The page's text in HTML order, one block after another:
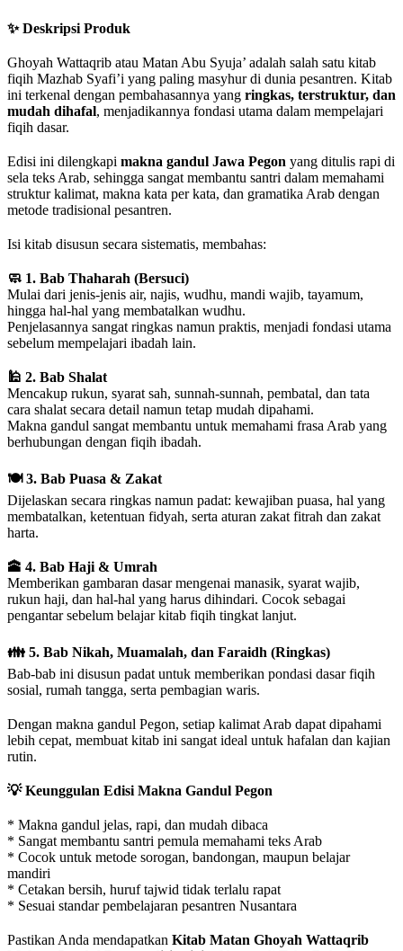
✨ Deskripsi Produk
Ghoyah Wattaqrib atau Matan Abu Syuja’ adalah salah satu kitab
fiqih Mazhab Syafi’i yang paling masyhur di dunia pesantren. Kitab
ini terkenal dengan pembahasannya yang ringkas, terstruktur, dan
mudah dihafal, menjadikannya fondasi utama dalam mempelajari
fiqih dasar.
Edisi ini dilengkapi makna gandul Jawa Pegon yang ditulis rapi di
sela teks Arab, sehingga sangat membantu santri dalam memahami
struktur kalimat, makna kata per kata, dan gramatika Arab dengan
metode tradisional pesantren.
Isi kitab disusun secara sistematis, membahas:
🧼 1. Bab Thaharah (Bersuci)
Mulai dari jenis-jenis air, najis, wudhu, mandi wajib, tayamum,
hingga hal-hal yang membatalkan wudhu.
Penjelasannya sangat ringkas namun praktis, menjadi fondasi utama
sebelum mempelajari ibadah lain.
🕌 2. Bab Shalat
Mencakup rukun, syarat sah, sunnah-sunnah, pembatal, dan tata
cara shalat secara detail namun tetap mudah dipahami.
Makna gandul sangat membantu untuk memahami frasa Arab yang
berhubungan dengan fiqih ibadah.
🍽 3. Bab Puasa & Zakat
Dijelaskan secara ringkas namun padat: kewajiban puasa, hal yang
membatalkan, ketentuan fidyah, serta aturan zakat fitrah dan zakat
harta.
🕋 4. Bab Haji & Umrah
Memberikan gambaran dasar mengenai manasik, syarat wajib,
rukun haji, dan hal-hal yang harus dihindari. Cocok sebagai
pengantar sebelum belajar kitab fiqih tingkat lanjut.
👪 5. Bab Nikah, Muamalah, dan Faraidh (Ringkas)
Bab-bab ini disusun padat untuk memberikan pondasi dasar fiqih
sosial, rumah tangga, serta pembagian waris.
Dengan makna gandul Pegon, setiap kalimat Arab dapat dipahami
lebih cepat, membuat kitab ini sangat ideal untuk hafalan dan kajian
rutin.
💡 Keunggulan Edisi Makna Gandul Pegon
* Makna gandul jelas, rapi, dan mudah dibaca
* Sangat membantu santri pemula memahami teks Arab
* Cocok untuk metode sorogan, bandongan, maupun belajar
mandiri
* Cetakan bersih, huruf tajwid tidak terlalu rapat
* Sesuai standar pembelajaran pesantren Nusantara
Pastikan Anda mendapatkan Kitab Matan Ghoyah Wattaqrib